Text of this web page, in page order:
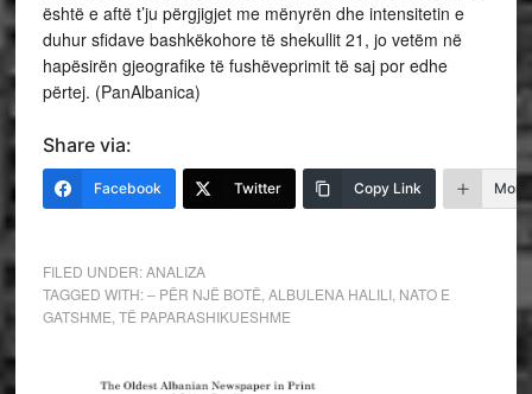
është e aftë t’ju përgjigjet me mënyrën dhe intensitetin e
duhur sfidave bashkëkohore të shekullit 21, jo vetëm në
hapësirën gjeografike të fushëveprimit të saj por edhe
përtej. (PanAlbanica)
Share via:
Facebook Twitter Copy Link More
FILED UNDER:ANALIZA
TAGGED WITH:– PËR NJË BOTË ALBULENA HALILI, NATO E
GATSHME TË PAPARASHIKUESHME